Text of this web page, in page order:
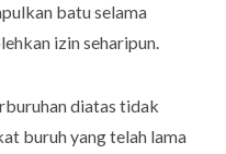
batu selama
izin seharipun.
diatas tidak
buruh yang telah lama